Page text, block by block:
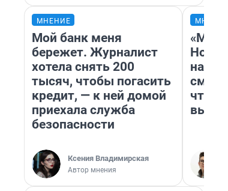
МНЕНИЕ
Мой банк меня
бережет. Журналист
хотела снять 200
тысяч, чтобы погасить
кредит, — к ней домой
приехала служба
безопасности
Ксения Владимирская
Автор мнения
«Мы